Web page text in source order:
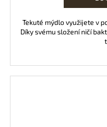
Tekuté mýdlo využijete v
Díky svému složení ničí